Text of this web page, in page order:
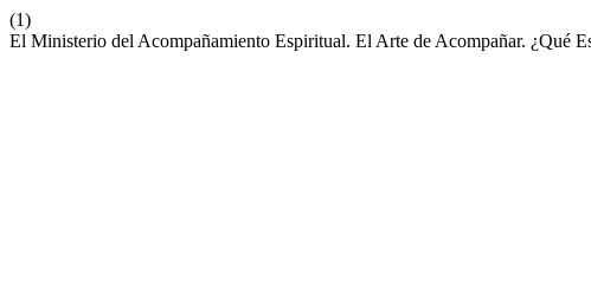
(1)
El Ministerio del Acompañamiento Espiritual. El Arte de Acompañar. ¿Qué